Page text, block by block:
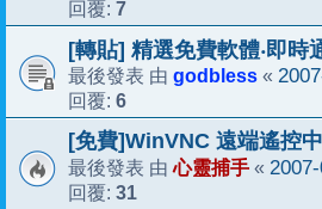
回覆: 7
[轉貼] 精選免費軟體‧即時
最後發表 由 godbless «
回覆: 6
[免費]WinVNC 遠端遙控
最後發表 由心靈捕手 «
回覆: 31